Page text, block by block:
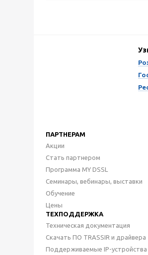
ПАРТНЕРАМ
Акции
Стать партнером
Программа MY DSSL
Семинары, вебинары, выставки
Обучение
Цены
ТЕХПОДДЕРЖКА
Техническая документация
Скачать ПО TRASSIR и драйвера
Поддерживаемые IP-устройства